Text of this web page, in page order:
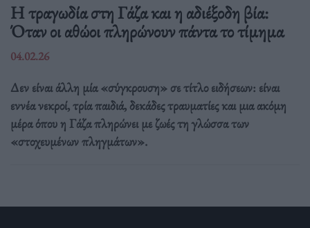
Η τραγωδία στη Γάζα και η αδιέξοδη βία:
Όταν οι αθώοι πληρώνουν πάντα το τίμημα
04.02.26
Δεν είναι άλλη μία «σύγκρουση» σε τίτλο ειδήσεων: είναι
εννέα νεκροί, τρία παιδιά, δεκάδες τραυματίες και μια ακόμη
μέρα όπου η Γάζα πληρώνει με ζωές τη γλώσσα των
«στοχευμένων πληγμάτων».